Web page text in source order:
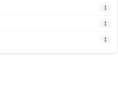
1
1
1